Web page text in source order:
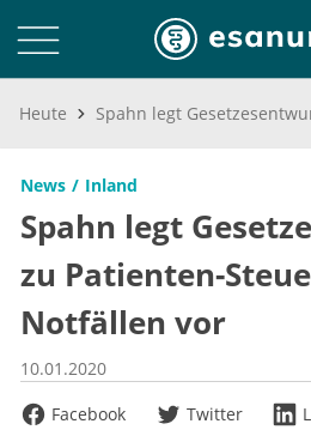
Heute
News Inland
Spahn legt
zu Patienten-
Notfällen vor
10.01.2020
Facebook
Twitter